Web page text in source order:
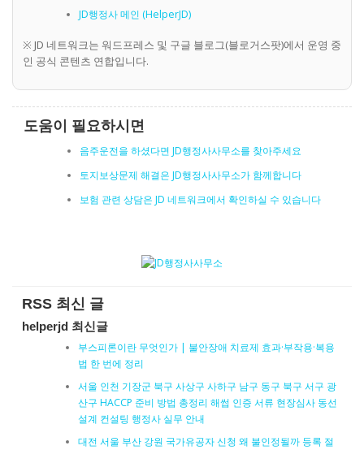
JD행정사 메인 (HelperJD)
※ JD 네트워크는 워드프레스 및 구글 블로그(블로거스팟)에서 운영 중
인 공식 콘텐츠 연합입니다.
도움이 필요하시면
음주운전을 하셨다면 JD행정사사무소를 찾아주세요
토지보상문제 해결은 JD행정사사무소가 함께합니다
보험 관련 상담은 JD 네트워크에서 확인하실 수 있습니다
RSS 최신 글
helperjd 최신글
부스피론이란 무엇인가 | 불안장애 치료제 효과·부작용·복용
법 한 번에 정리
서울 인천 기장군 북구 사상구 사하구 남구 동구 북구 서구 광
산구 HACCP 준비 방법 총정리 해썹 인증 서류 현장심사 동선
설계 컨설팅 행정사 실무 안내
대전 서울 부산 강원 국가유공자 신청 왜 불인정될까 등록 절